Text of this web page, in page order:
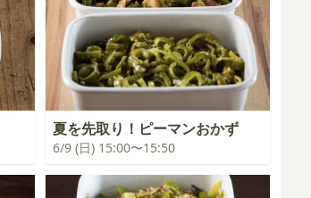
夏を先取り！ピーマンおかず
6/9 (日) 15:00〜15:50